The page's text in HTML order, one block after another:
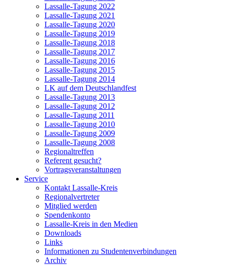
Lassalle-Tagung 2022
Lassalle-Tagung 2021
Lassalle-Tagung 2020
Lassalle-Tagung 2019
Lassalle-Tagung 2018
Lassalle-Tagung 2017
Lassalle-Tagung 2016
Lassalle-Tagung 2015
Lassalle-Tagung 2014
LK auf dem Deutschlandfest
Lassalle-Tagung 2013
Lassalle-Tagung 2012
Lassalle-Tagung 2011
Lassalle-Tagung 2010
Lassalle-Tagung 2009
Lassalle-Tagung 2008
Regionaltreffen
Referent gesucht?
Vortragsveranstaltungen
Service
Kontakt Lassalle-Kreis
Regionalvertreter
Mitglied werden
Spendenkonto
Lassalle-Kreis in den Medien
Downloads
Links
Informationen zu Studentenverbindungen
Archiv